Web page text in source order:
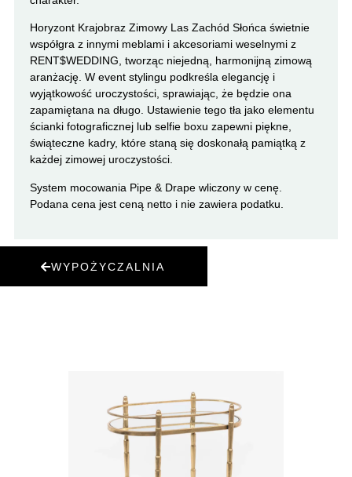
Horyzont Krajobraz Zimowy Las Zachód Słońca świetnie
współgra z innymi meblami i akcesoriami weselnymi z
RENT$WEDDING, tworząc niejedną, harmonijną zimową
aranżację. W event stylingu podkreśla elegancję i
wyjątkowość uroczystości, sprawiając, że będzie ona
zapamiętana na długo. Ustawienie tego tła jako elementu
ścianki fotograficznej lub selfie boxu zapewni piękne,
świąteczne kadry, które staną się doskonałą pamiątką z
każdej zimowej uroczystości.
System mocowania Pipe & Drape wliczony w cenę.
Podana cena jest ceną netto i nie zawiera podatku
WYPOŻYCZALNIA